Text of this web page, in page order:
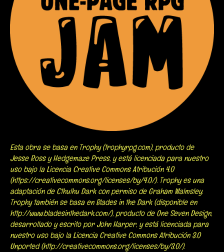
Esta obra se basa en Trophy (trophyrpg.com), producto de
Jesse Ross y Hedgemaze Press, y está licenciada para nuestro
uso bajo la Licencia Creative Commons Atribución 4.0
(https://creativecommons.org/licenses/by/4.0/). Trophy es una
adaptación de Cthulhu Dark con permiso de Graham Walmsley.
Trophy también se basa en Blades in the Dark (disponible en
http://www.bladesinthedark.com/), producto de One Seven Design,
desarrollado y escrito por John Harper, y está licenciada para
nuestro uso bajo la Licencia Creative Commons Atribución 3.0
Unported (http://creativecommons.org/licenses/by/3.0/).